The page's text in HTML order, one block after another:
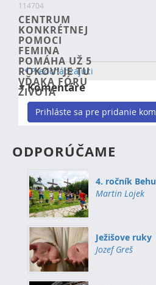
114704
CENTRUM
KONKRÉTNEJ
POMOCI
FEMINA
POMÁHA UŽ 5
ROKOV! JE TU
VĎAKA FÓRU
ŽIVOTA
Predchádzajúci
Komentáre
Prihláste sa pre pridanie
ODPORÚČAME
4. ročník
Martin Lojek
Ježišove ruky
Jozef Greš